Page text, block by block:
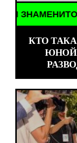
///
КТО
ЮНОЙ